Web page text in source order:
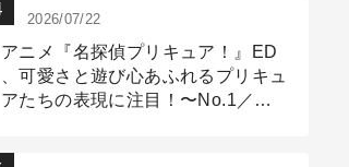
2026/07/22
アニメ『名探偵プリキュア！』ED
、可愛さと遊び心あふれるプリキュ
アたちの表現に注目！〜No.1／演